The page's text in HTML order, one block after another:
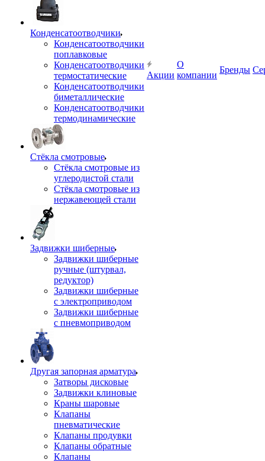
Конденсатоотводчики
Конденсатоотводчики
поплавковые
Конденсатоотводчики
термостатические
Конденсатоотводчики
биметаллические
Конденсатоотводчики
термодинамические
Стёкла смотровые
Стёкла смотровые из
углеродистой стали
Стёкла смотровые из
нержавеющей стали
Задвижки шиберные
Задвижки шиберные
ручные (штурвал,
редуктор)
Задвижки шиберные
с электроприводом
Задвижки шиберные
с пневмоприводом
Другая запорная арматура
Затворы дисковые
Задвижки клиновые
Краны шаровые
Клапаны
пневматические
Клапаны продувки
Клапаны обратные
Клапаны
Акции
О
компании
Бренды